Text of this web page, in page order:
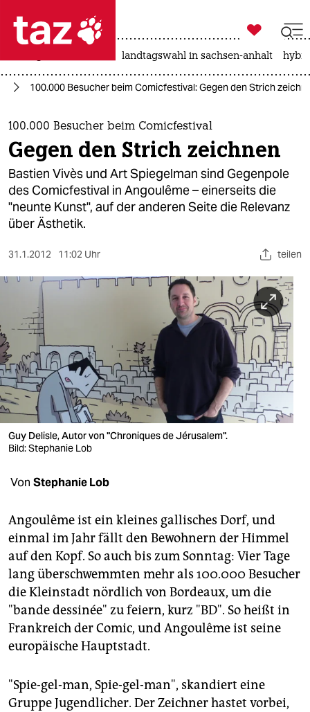
 taz zahl ich
taz zahl ich
themen
politik
öko
gesellschaft
kultur
sport
berlin
nord
wahrheit
verlag
verlag
shop
fragen & hilfe
unterstützen
abo
genossenschaft
epaper login

taz zahl ich
landtagswahl in sachsen-anhalt
100.000 Besucher beim Comicfestival: Gegen den Strich
100.000 Besucher beim Comicfestival
Gegen den Strich zeichnen
Bastien Vivès und Art Spiegelman sind Gegenpole
des Comicfestival in Angoulême – einerseits die
"neunte Kunst", auf der anderen Seite die Relevanz
über Ästhetik.
31.1.2012 11:02 Uhr teilen
Guy Delisle, Autor von "Chroniques de Jérusalem".
Bild: Stephanie Lob
Von Stephanie Lob
Angoulême ist ein kleines gallisches Dorf, und
einmal im Jahr fällt den Bewohnern der Himmel
auf den Kopf. So auch bis zum Sonntag: Vier Tage
lang überschwemmten mehr als 100.000 Besucher
die Kleinstadt nördlich von Bordeaux, um die
"bande dessinée" zu feiern, kurz "BD". So heißt in
Frankreich der Comic, und Angoulême ist seine
europäische Hauptstadt.
"Spie-gel-man, Spie-gel-man", skandiert eine
Gruppe Jugendlicher. Der Zeichner hastet vorbei,